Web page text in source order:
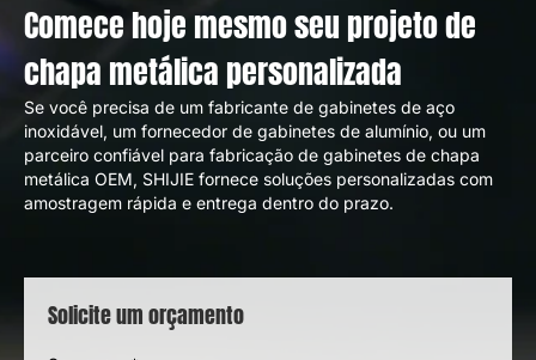
Comece hoje mesmo seu projeto de
chapa metálica personalizada
Se você precisa de um fabricante de gabinetes de aço
inoxidável, um fornecedor de gabinetes de alumínio, ou um
parceiro confiável para fabricação de gabinetes de chapa
metálica OEM, SHIJIE fornece soluções personalizadas com
amostragem rápida e entrega dentro do prazo.
Solicite um orçamento